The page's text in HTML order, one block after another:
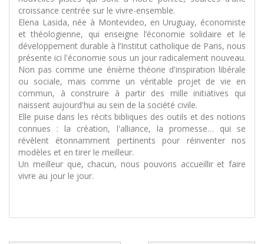
croissance centrée sur le vivre-ensemble.
Elena Lasida, née à Montevideo, en Uruguay, économiste
et théologienne, qui enseigne l’économie solidaire et le
développement durable à l’Institut catholique de Paris, nous
présente ici l'économie sous un jour radicalement nouveau.
Non pas comme une énième théorie d'inspiration libérale
ou sociale, mais comme un véritable projet de vie en
commun, à construire à partir des mille initiatives qui
naissent aujourd'hui au sein de la société civile.
Elle puise dans les récits bibliques des outils et des notions
connues : la création, l'alliance, la promesse… qui se
révèlent étonnamment pertinents pour réinventer nos
modèles et en tirer le meilleur.
Un meilleur que, chacun, nous pouvons accueillir et faire
vivre au jour le jour.